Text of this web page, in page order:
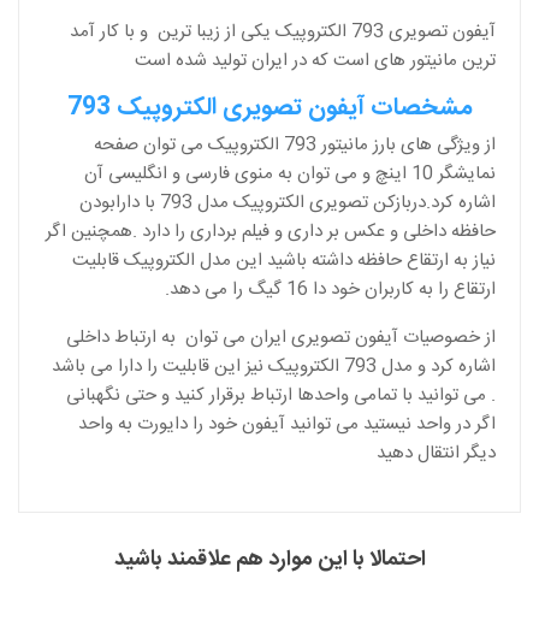
آیفون تصویری 793 الکتروپیک یکی از زیبا ترین و با کار آمد
ترین مانیتور های است که در ایران تولید شده است
مشخصات آیفون تصویری الکتروپیک 793
از ویژگی های بارز مانیتور 793 الکتروپیک می توان صفحه
نمایشگر 10 اینچ و می توان به منوی فارسی و انگلیسی آن
اشاره کرد.دربازکن تصویری الکتروپیک مدل 793 با دارابودن
حافظه داخلی و عکس بر داری و فیلم برداری را دارد .همچنین اگر
نیاز به ارتقاع حافظه داشته باشید این مدل الکتروپیک قابلیت
ارتقاع را به کاربران خود دا 16 گیگ را می دهد.
از خصوصیات آیفون تصویری ایران می توان به ارتباط داخلی
اشاره کرد و مدل 793 الکتروپیک نیز این قابلیت را دارا می باشد
. می توانید با تمامی واحدها ارتباط برقرار کنید و حتی نگهبانی
اگر در واحد نیستید می توانید آیفون خود را دایورت به واحد
دیگر انتقال دهید
احتمالا با این موارد هم علاقمند باشید